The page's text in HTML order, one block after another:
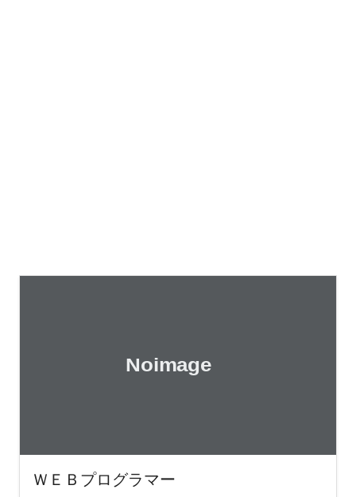
ＷＥＢプログラマー